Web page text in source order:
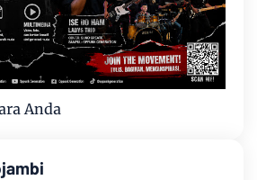
Anda